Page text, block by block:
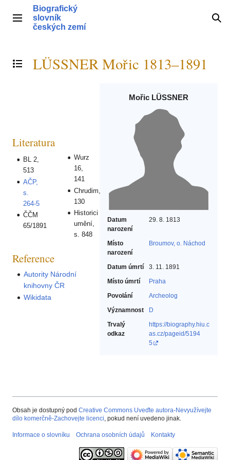
obsahHlavní menu
Biografický
slovník
českých zemí
Přepnout obsah
LÜSSNER Mořic 1813–1891
Mořic LÜSSNER
Datum
narození
29. 8. 1813
Místo
narození
Broumov, o. Náchod
Datum úmrtí
3. 11. 1891
Místo úmrtí
Praha
Povolání
Archeolog‎
Významnost
D
Trvalý
odkaz
https://biography.hiu.c
as.cz/pageid/5194
5
Literatura
BL 2,
513
AČP,
s.
264-5
ČČM
65/1891
Wurz
16,
141
Chrudim,
130
Historici
umění,
s. 848
Reference
Autority Národní
knihovny ČR
Wikidata
Obsah je dostupný pod Creative Commons Uveďte autora-Nevyužívejte
dílo komerčně-Zachovejte licenci, pokud není uvedeno jinak.
Informace o slovníku Ochrana osobních údajů Kontakty